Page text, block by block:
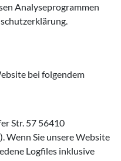
Analyseprogrammen
bei folgendem
Str. 57 56410
Wenn Sie unsere Website
Logfiles inklusive